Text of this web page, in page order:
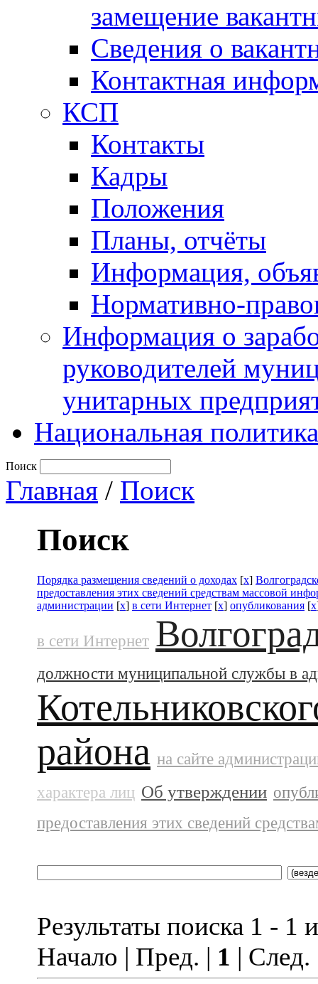
замещение
Сведения о
Контактная
КСП
Контакты
Кадры
Положения
Планы, отчёты
Информация,
Нормативно-
Информация о
руководителей
унитарных
Национальная политика
Поиск
Главная / Поиск
Поиск
Порядка размещения сведений о доходах [x]
предоставления этих сведений средствам массовой
администрации [x] в сети Интернет [x] опубликования [x
в сети Интернет
должности муниципальной службы в
района на сайте
характера лиц Об утверждении
предоставления этих сведений
Результаты поиска 1 - 1
Начало | Пред. | 1 |